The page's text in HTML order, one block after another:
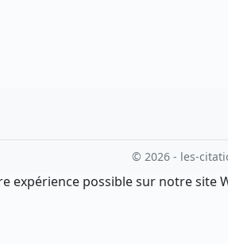
© 2026 - les-
expérience possible sur notre